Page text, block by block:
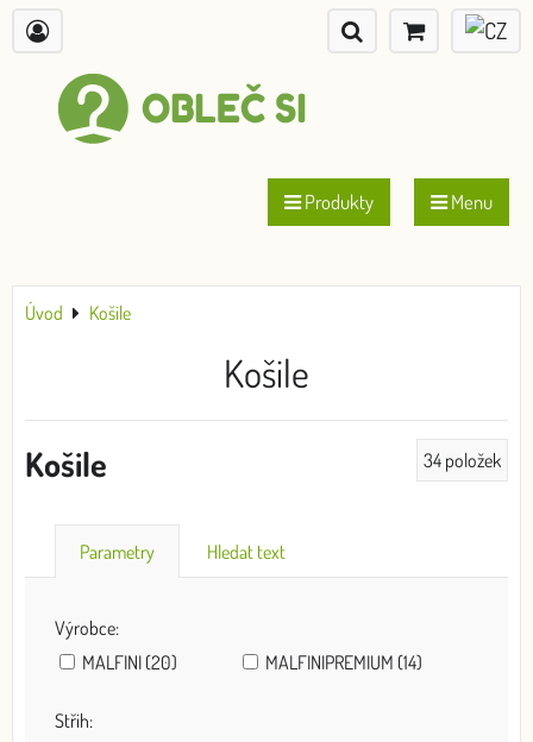
Produkty Menu
Úvod Košile
Košile
Košile 34 položek
Parametry Hledat text
Výrobce:
MALFINI (20)
MALFINIPREMIUM (14)
Střih: